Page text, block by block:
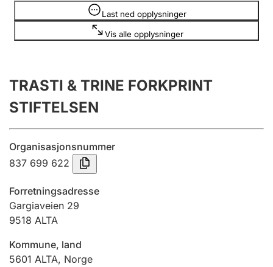
Registrere, endre, slette
Årsregnskap
Innsending og forsinkelsesgebyr
Tinglysing
Jeger
Betaling og jegeravgiftskort
Ektepaktveileder
Last ned opplysninger
Vis alle opplysninger
Opplysninger er skjult
TRASTI & TRINE FORKPRINT
STIFTELSEN
Organisasjonsnummer
837 699 622
Forretningsadresse
Gargiaveien 29
9518 ALTA
Kommune, land
5601 ALTA, Norge